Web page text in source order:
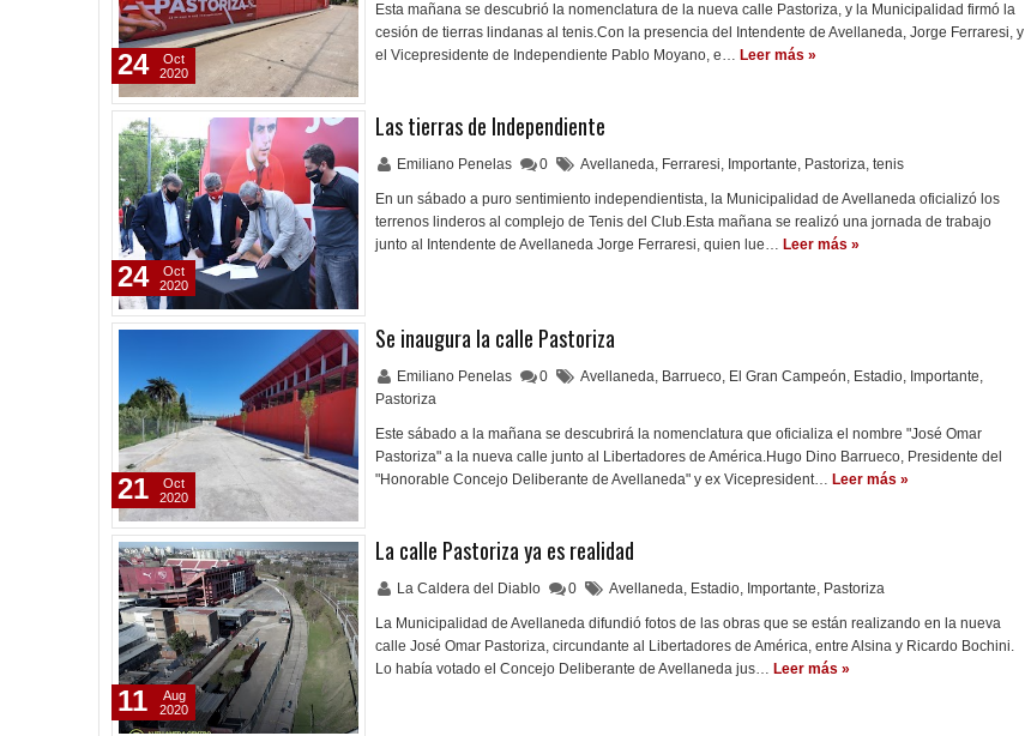
Esta mañana se descubrió la nomenclatura de la nueva calle Pastoriza, y la Municipalidad firmó la
cesión de tierras lindanas al tenis.Con la presencia del Intendente de Avellaneda, Jorge Ferraresi, y
el Vicepresidente de Independiente Pablo Moyano, e… Leer más »
24
Oct
2020
Las tierras de Independiente
Emiliano Penelas 0 Avellaneda, Ferraresi, Importante, Pastoriza, tenis
En un sábado a puro sentimiento independientista, la Municipalidad de Avellaneda oficializó los
terrenos linderos al complejo de Tenis del Club.Esta mañana se realizó una jornada de trabajo
junto al Intendente de Avellaneda Jorge Ferraresi, quien lue… Leer más »
24
Oct
2020
Se inaugura la calle Pastoriza
Emiliano Penelas 0 Avellaneda, Barrueco, El Gran Campeón, Estadio, Importante,
Pastoriza
Este sábado a la mañana se descubrirá la nomenclatura que oficializa el nombre "José Omar
Pastoriza" a la nueva calle junto al Libertadores de América.Hugo Dino Barrueco, Presidente del
"Honorable Concejo Deliberante de Avellaneda" y ex Vicepresident… Leer más »
21
Oct
2020
La calle Pastoriza ya es realidad
La Caldera del Diablo 0 Avellaneda, Estadio, Importante, Pastoriza
La Municipalidad de Avellaneda difundió fotos de las obras que se están realizando en la nueva
calle José Omar Pastoriza, circundante al Libertadores de América, entre Alsina y Ricardo Bochini.
Lo había votado el Concejo Deliberante de Avellaneda jus… Leer más »
11
Aug
2020